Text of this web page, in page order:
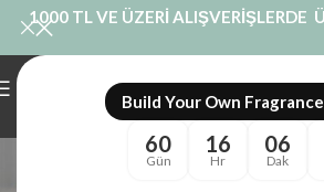
Build Your Own
60
Gün
16
Hr
06
Dak
1000 TL VE ÜZERİ ALIŞVERİŞLERDE
Kokusuz